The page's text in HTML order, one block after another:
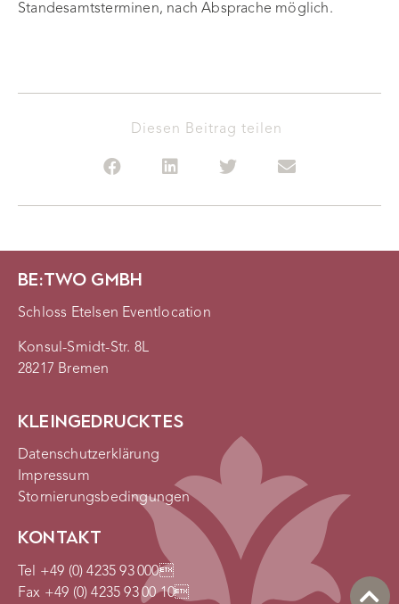
Standesamtsterminen, nach Absprache möglich.
Diesen Beitrag teilen
BE:TWO GmbH
Schloss Etelsen Eventlocation
Konsul-Smidt-Str. 8L
28217 Bremen
KLEINGEDRUCKTES
Datenschutzerklärung
Impressum
Stornierungsbedingungen
Kontakt
Tel +49 (0) 4235 93 000
Fax +49 (0) 4235 93 00 10